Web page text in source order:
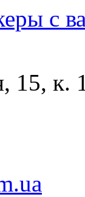
с
15, к.